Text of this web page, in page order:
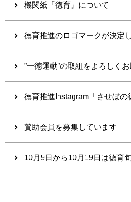
機関紙『徳育』について
徳育推進のロゴマークが決定
”一徳運動”の取組をよろしくお
徳育推進Instagram「させぼの
賛助会員を募集しています
10月9日から10月19日は徳育